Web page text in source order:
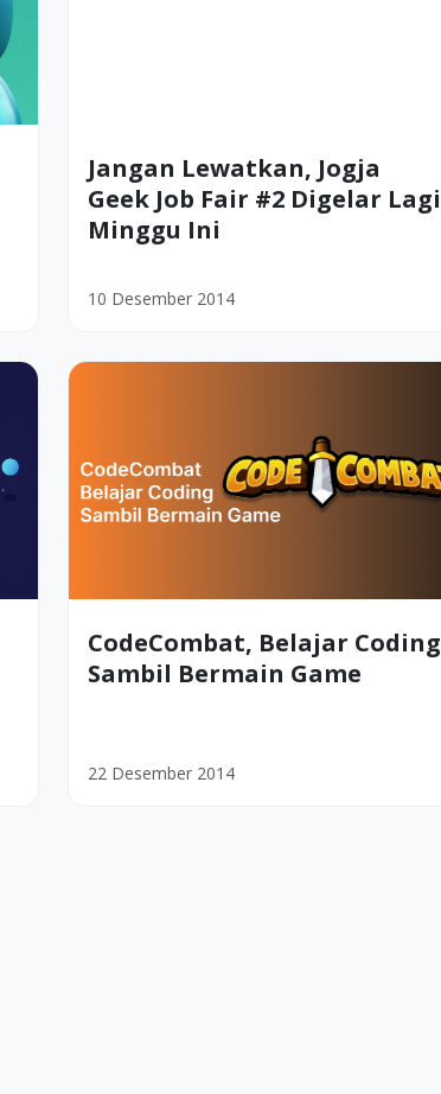
Jangan Lewatkan, Jogja
Geek Job Fair #2 Digelar Lagi
Minggu Ini
10 Desember 2014
CodeCombat, Belajar Coding
Sambil Bermain Game
22 Desember 2014